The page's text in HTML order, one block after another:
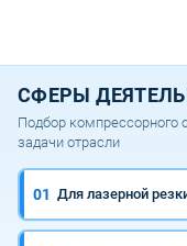
СФЕРЫ
Подбор компрессорного
задачи отрасли
01 Для лазерной